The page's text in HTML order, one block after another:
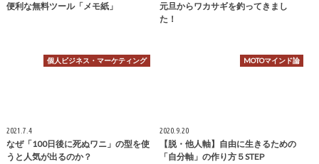
便利な無料ツール「メモ紙」
元旦からワカサギを釣ってきまし
た！
個人ビジネス・マーケティング
2021.7.4
なぜ「100日後に死ぬワニ」の型を使
うと人気が出るのか？
MOTOマインド論
2020.9.20
【脱・他人軸】自由に生きるための
「自分軸」の作り方５STEP